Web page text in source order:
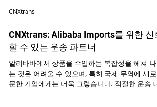
CNXtrans
CNXtrans: Alibaba Imports를 위한 신